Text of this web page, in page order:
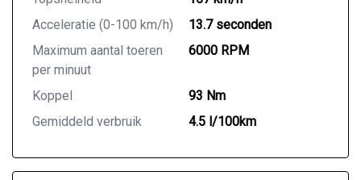
Acceleratie (0-100 km/h)
13.7 seconden
Maximum aantal toeren
per minuut
6000 RPM
Koppel
93 Nm
Gemiddeld verbruik
4.5 l/100km